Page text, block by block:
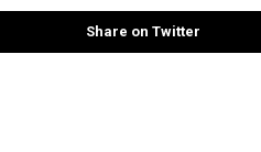
Share on Twitter